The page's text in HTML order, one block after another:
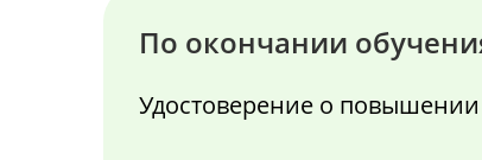
По окончании
Удостоверение о